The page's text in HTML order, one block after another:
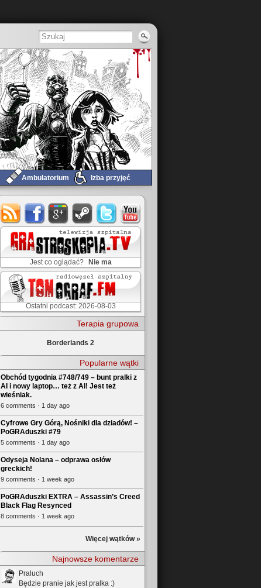
Ambulatorium Izba przyjęć
Jest co oglądać? Nie ma
Ostatni podcast: 2026-08-03
Terapia grupowa
Borderlands 2
Popularne wątki
Obchód tygodnia #748/749 – bunt pralki z
AI i nowy laptop… też z AI! Jest też
wieśniak.
6 comments · 1 day ago
Cyfrowe Gry Górą, Nośniki dla dziadów! –
PoGRAduszki #79
5 comments · 1 day ago
Odyseja Nolana – odprawa osłów
greckich!
9 comments · 1 week ago
PoGRAduszki EXTRA – Assassin’s Creed
Black Flag Resynced
8 comments · 1 week ago
Więcej wątków »
Najnowsze komentarze
Praluch
Będzie pranie jak jest pralka :)